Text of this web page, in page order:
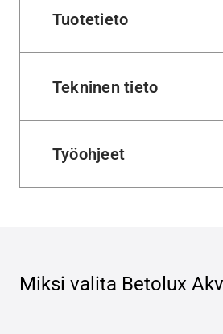
Tuotetieto
Tekninen tieto
Työohjeet
Miksi valita Betolux